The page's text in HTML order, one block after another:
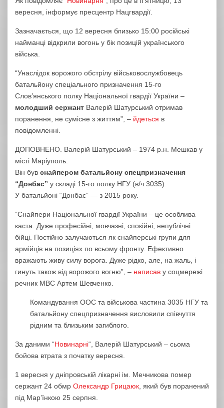
вересня, інформує пресцентр Нацгвардії.
Зазначається, що 12 вересня близько 15:00 російські
найманці відкрили вогонь у бік позицій українського
війська.
“Унаслідок ворожого обстрілу військовослужбовець
батальйону спеціального призначення 15-го
Слов’янського полку Національної гвардії України –
молодший сержант Валерій Шатурський отримав
поранення, не сумісне з життям”, – йдеться в
повідомленні.
ДОПОВНЕНО. Валерій Шатурський – 1974 р.н. Мешкав у
місті Маріуполь.
Він був снайпером батальйону спецпризначення
“Донбас” у складі 15-го полку НГУ (в/ч 3035).
У батальйоні “Донбас” — з 2015 року.
“Снайпери Національної гвардії України – це особлива
каста. Дуже професійні, мовчазні, спокійні, непублічні
бійці. Постійно залучаються як снайперські групи для
армійців на позиціях по всьому фронту. Ефективно
вражають живу силу ворога. Дуже рідко, але, на жаль, і
гинуть також від ворожого вогню”, – написав у соцмережі
речник МВС Артем Шевченко.
Командування ООС та військова частина 3035 НГУ та
батальйону спецпризначення висловили співчуття
рідним та близьким загиблого.
За даними “Новинарні“, Валерій Шатурський – сьома
бойова втрата з початку вересня.
1 вересня у дніпровській лікарні ім. Мечникова помер
сержант 24 обмр Олександр Грицаюк , який був поранений
під Мар’їнкою 25 серпня.